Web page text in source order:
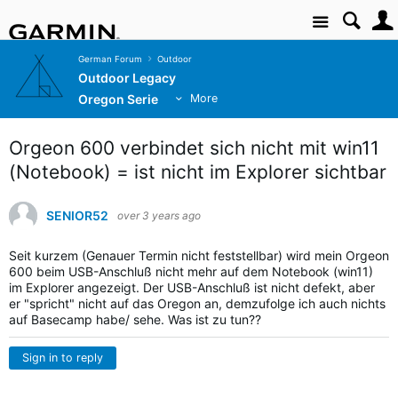
Site
German Forum Outdoor
Outdoor Legacy
Oregon Serie
More
Orgeon 600 verbindet sich nicht mit win11
(Notebook) = ist nicht im Explorer sichtbar
SENIOR52 over 3 years ago
Seit kurzem (Genauer Termin nicht feststellbar) wird mein Orgeon
600 beim USB-Anschluß nicht mehr auf dem Notebook (win11)
im Explorer angezeigt. Der USB-Anschluß ist nicht defekt, aber
er "spricht" nicht auf das Oregon an, demzufolge ich auch nichts
auf Basecamp habe/ sehe. Was ist zu tun??
Sign in to reply